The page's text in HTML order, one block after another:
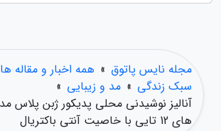
مجله نایس پاتوق » همه اخبار و مقاله ها
سبک زندگی » مد و زیبایی »
های 12 تایی با خاصیت آنتی باکتریال